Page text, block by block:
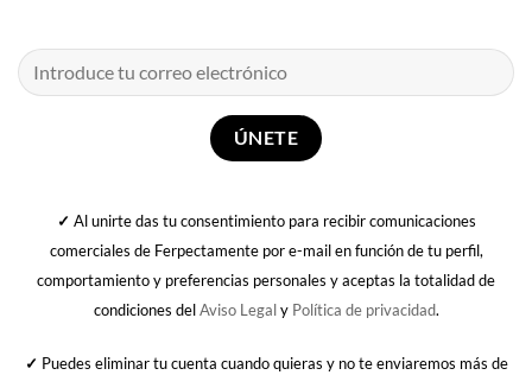
✓ Al unirte das tu consentimiento para recibir comunicaciones
comerciales de Ferpectamente por e-mail en función de tu perfil,
comportamiento y preferencias personales y aceptas la totalidad de
condiciones delAviso Legaly Política de privacidad.
✓ Puedes eliminar tu cuenta cuando quieras y no te enviaremos más de